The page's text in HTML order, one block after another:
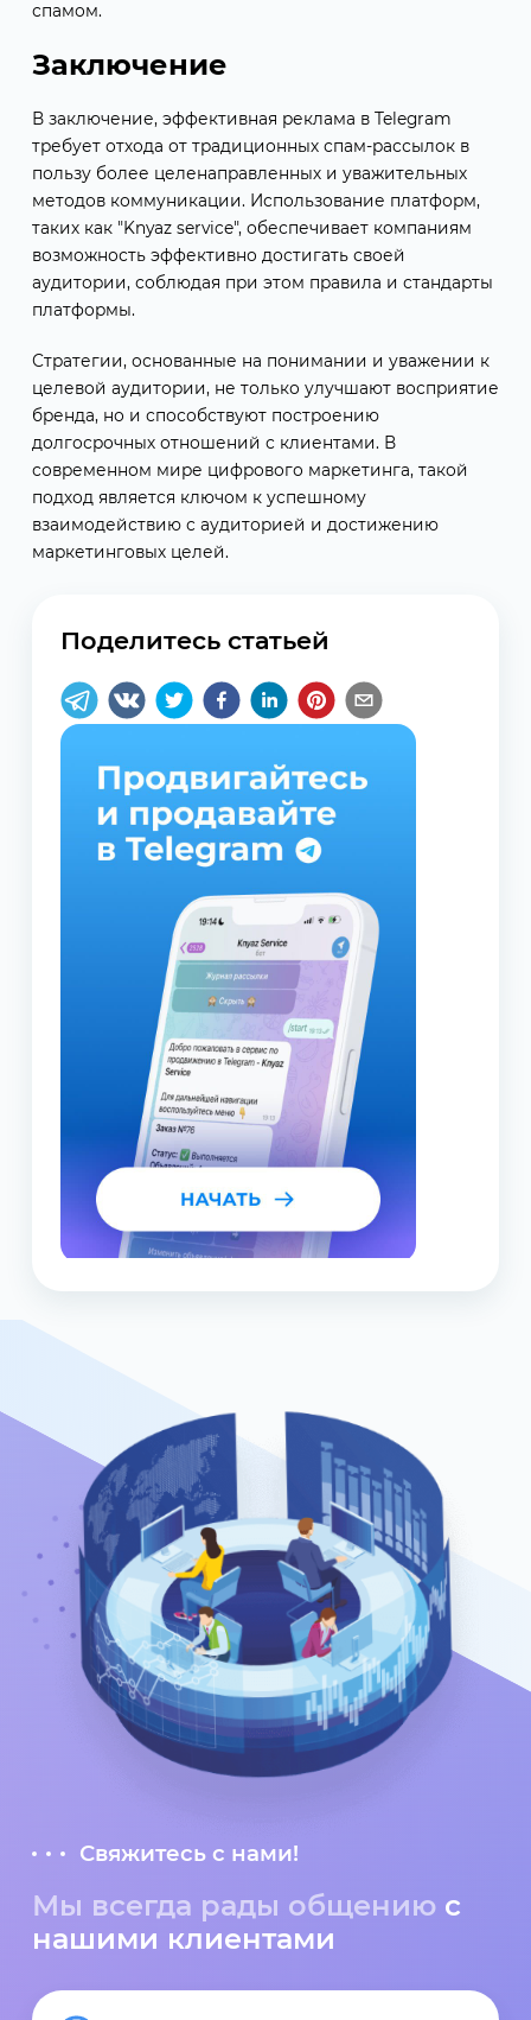
спамом.
Заключение
В заключение, эффективная реклама в Telegram
требует отхода от традиционных спам-рассылок в
пользу более целенаправленных и уважительных
методов коммуникации. Использование платформ,
таких как "Knyaz service", обеспечивает компаниям
возможность эффективно достигать своей
аудитории, соблюдая при этом правила и стандарты
платформы.
Стратегии, основанные на понимании и уважении к
целевой аудитории, не только улучшают восприятие
бренда, но и способствуют построению
долгосрочных отношений с клиентами. В
современном мире цифрового маркетинга, такой
подход является ключом к успешному
взаимодействию с аудиторией и достижению
маркетинговых целей.
Поделитесь статьей
Свяжитесь с нами!
Мы всегда рады общению с
нашими клиентами